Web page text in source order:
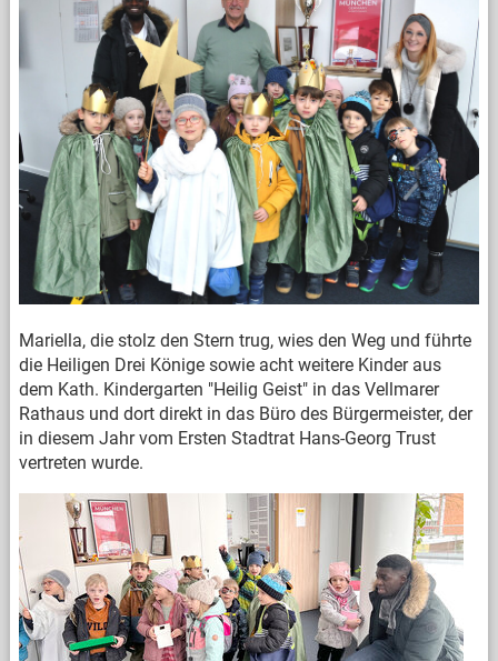
Mariella, die stolz den Stern trug, wies den Weg und führte
die Heiligen Drei Könige sowie acht weitere Kinder aus
dem Kath. Kindergarten "Heilig Geist" in das Vellmarer
Rathaus und dort direkt in das Büro des Bürgermeister, der
in diesem Jahr vom Ersten Stadtrat Hans-Georg Trust
vertreten wurde.